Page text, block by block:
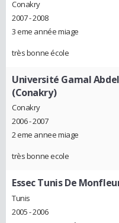
Conakry
2007 - 2008
3 eme année miage
très bonne école
Université Gamal
(Conakry)
Conakry
2006 - 2007
2 eme annee miage
très bonne ecole
Essec Tunis De
Tunis
2005 - 2006